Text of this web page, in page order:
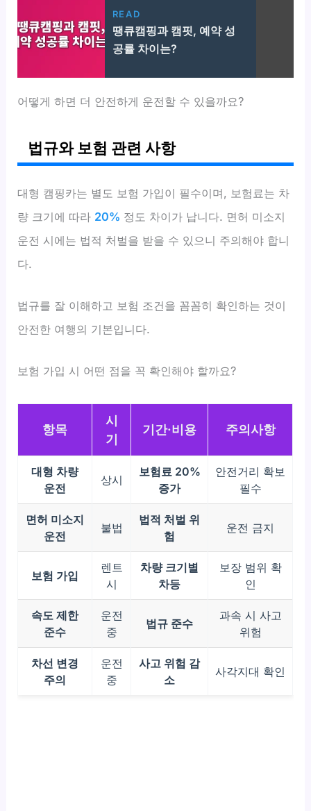
READ
땡큐캠핑과 캠핏, 예약 성
공률 차이는?
어떻게 하면 더 안전하게 운전할 수 있을까요?
법규와 보험 관련 사항
대형 캠핑카는 별도 보험 가입이 필수이며, 보험료는 차
량 크기에 따라 20% 정도 차이가 납니다. 면허 미소지
운전 시에는 법적 처벌을 받을 수 있으니 주의해야 합니
다.
법규를 잘 이해하고 보험 조건을 꼼꼼히 확인하는 것이
안전한 여행의 기본입니다.
보험 가입 시 어떤 점을 꼭 확인해야 할까요?
항목
시
기
기간·비용 주의사항
대형 차량
운전
상시
보험료 20%
증가
안전거리 확보
필수
면허 미소지
운전
불법
법적 처벌 위
험
운전 금지
보험 가입
렌트
시
차량 크기별
차등
보장 범위 확
인
속도 제한
준수
운전
중
법규 준수
과속 시 사고
위험
차선 변경
주의
운전
중
사고 위험 감
소
사각지대 확인